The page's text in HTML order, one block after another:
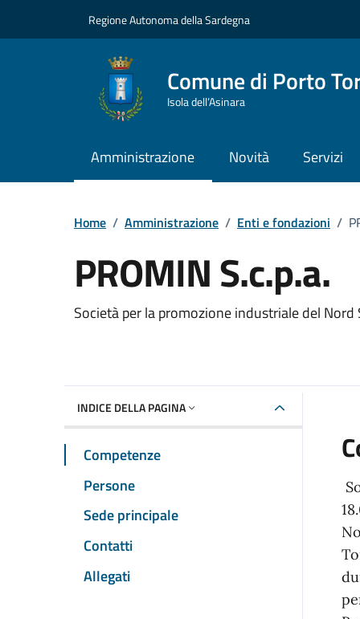
Regione Autonoma della Sardegna
Comune di Porto
Isola dell’Asinara
Amministrazione Novità Servizi
Home / Amministrazione / Enti e fondazioni /
PROMIN S.c.p.a.
Dettaglio dell'unità
Società per la promozione industriale del Nord
INDICE DELLA PAGINA
Competenze
Persone
Sede principale
Contatti
Allegati